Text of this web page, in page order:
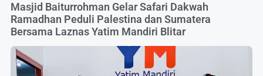
Masjid Baiturrohman Gelar Safari Dakwah
Ramadhan Peduli Palestina dan Sumatera
Bersama Laznas Yatim Mandiri Blitar